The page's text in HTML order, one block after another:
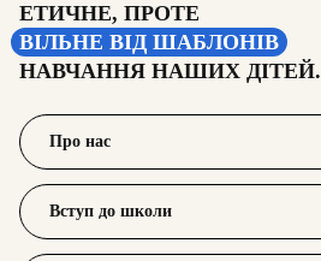
ЕТИЧНЕ, ПРОТЕ
ВІЛЬНЕ ВІД ШАБЛОНІВ
НАВЧАННЯ НАШИХ ДІТЕЙ.
Про нас
Вступ до школи